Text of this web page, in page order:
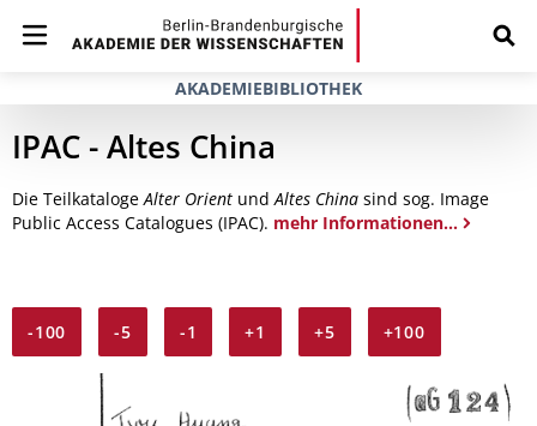
AKADEMIEBIBLIOTHEK
IPAC - Altes China
Die TeilkatalogeAlter Orient undAltes China sind sog. Image
Public Access Catalogues (IPAC). mehr Informationen...
-100 -5 -1 +1 +5 +100